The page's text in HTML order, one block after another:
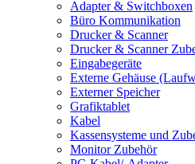
Adapter & Switchboxen
Büro Kommunikation
Drucker & Scanner
Drucker & Scanner
Eingabegeräte
Externe Gehäuse
Externer Speicher
Grafiktablet
Kabel
Kassensysteme und
Monitor Zubehör